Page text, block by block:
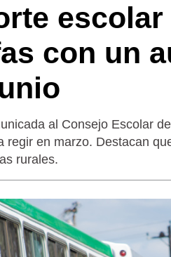
con un
al Consejo Escolar
regir en marzo. Destacan
rurales.